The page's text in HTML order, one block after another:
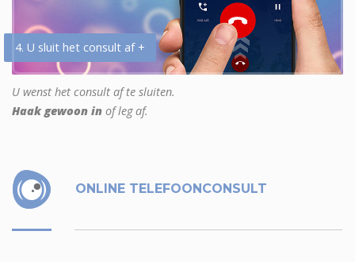
4. U sluit het consult af +
U wenst het consult af te sluiten.
Haak gewoon in of leg af.
ONLINE TELEFOONCONSULT